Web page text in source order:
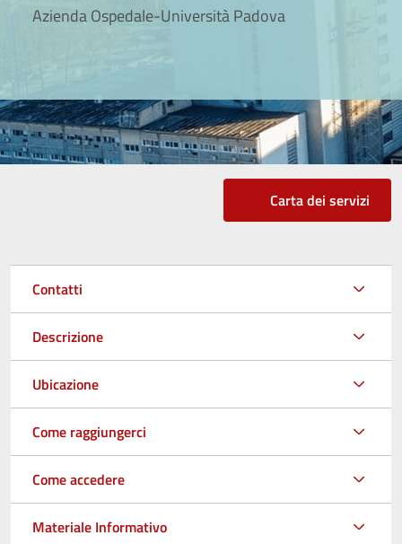
Azienda Ospedale-Università Padova
Carta dei servizi
Contatti
Descrizione
Ubicazione
Come raggiungerci
Come accedere
Materiale Informativo